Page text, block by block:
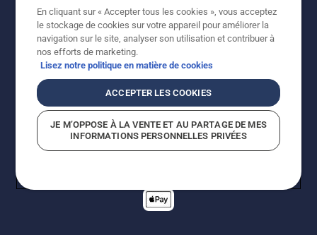
© Husqvarna AB (publ). Tous droits réservés. Les prix
indiqués sont des prix de vente conseillés. Tous les prix
indiqués sont des prix de vente recommandés (TVA
incluse), sauf si le produit est disponible pour un achat
direct.
Politique relative aux cookiesConditions d'utilisation
Signalement de violations présumées
En cliquant sur « Accepter tous les cookies », vous acceptez
le stockage de cookies sur votre appareil pour améliorer la
navigation sur le site, analyser son utilisation et contribuer à
nos efforts de marketing.
Lisez notre politique en matière de cookies
ACCEPTER LES COOKIES
JE M’OPPOSE À LA VENTE ET AU PARTAGE DE MES
INFORMATIONS PERSONNELLES PRIVÉES